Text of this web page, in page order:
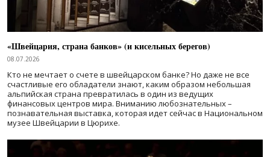
«Швейцария, страна банков» (и кисельных берегов)
08.07.2026
Кто не мечтает о счете в швейцарском банке? Но даже не все
счастливые его обладатели знают, каким образом небольшая
альпийская страна превратилась в один из ведущих
финансовых центров мира. Вниманию любознательных –
познавательная выставка, которая идет сейчас в Национальном
музее Швейцарии в Цюрихе.